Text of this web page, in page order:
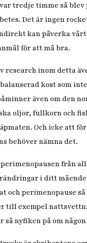
tredje timme så
Det är ingen
kan påverka
för att må bra.
inom detta
kost som
även om den
oljor, fullkorn och
Och icke att
behöver nämna det.
från
i ditt mående
och perimenopause
till exempel
så nyfiken på om